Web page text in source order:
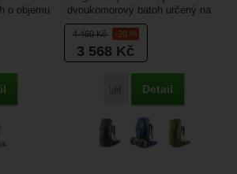
o objemu
4 460Kč -20 %
3 568 Kč
Porovnat
Detail
dvoukomorový batoh určený na
turistiku, kempování, cestování
a další aktivity....